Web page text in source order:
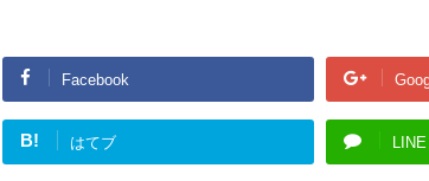
Facebook
B! はてブ LINE